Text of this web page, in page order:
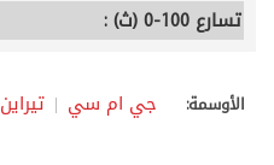
تسارع 100-0 (ث) :
الأوسمة: جي ام سي تيراين